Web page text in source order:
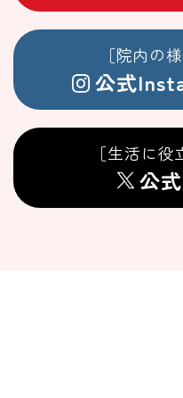
［院内の
公式
［生活に役
公